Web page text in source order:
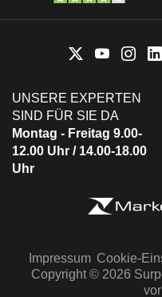
UNSERE EXPERTEN
SIND FÜR SIE DA
Montag - Freitag 9.00-
12.00 Uhr / 14.00-18.00
Uhr
Impressum Cookie-
Copyright © 2026